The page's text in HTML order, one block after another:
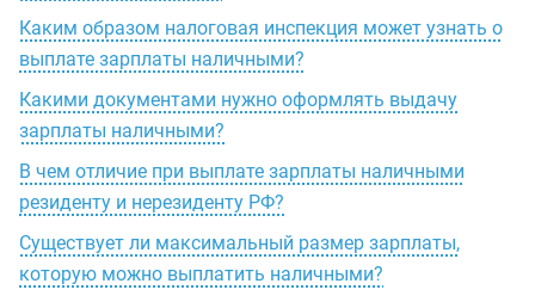
Каким образом налоговая инспекция может узнать о
выплате зарплаты наличными?
Какими документами нужно оформлять выдачу
зарплаты наличными?
В чем отличие при выплате зарплаты наличными
резиденту и нерезиденту РФ?
Существует ли максимальный размер зарплаты,
которую можно выплатить наличными?